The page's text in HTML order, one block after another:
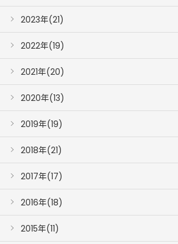
2023年(21)
2022年(19)
2021年(20)
2020年(13)
2019年(19)
2018年(21)
2017年(17)
2016年(18)
2015年(11)